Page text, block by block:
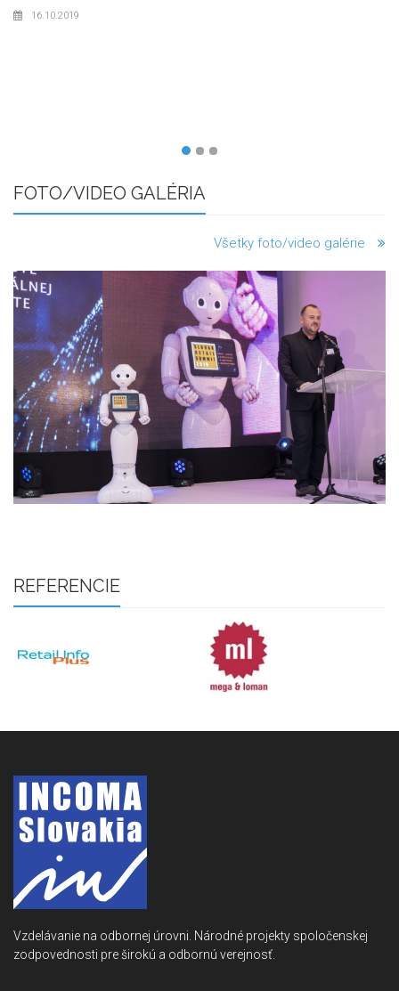
FOTO/VIDEO GALÉRIA
Všetky foto/video galérie
REFERENCIE
Vzdelávanie na odbornej úrovni. Národné projekty spoločenskej
zodpovednosti pre širokú a odbornú verejnosť.